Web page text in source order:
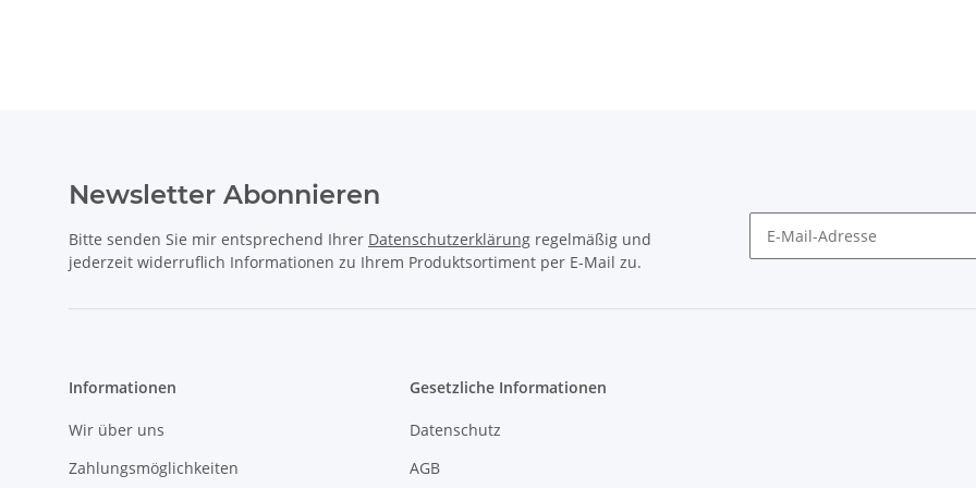
Newsletter Abonnieren
Bitte senden Sie mir entsprechend Ihrer Datenschutzerklärung regelmäßig und
jederzeit widerruflich Informationen zu Ihrem Produktsortiment per E-Mail zu.
Informationen
Wir über uns
Zahlungsmöglichkeiten
Gesetzliche Informationen
Datenschutz
AGB